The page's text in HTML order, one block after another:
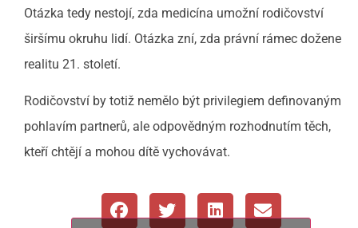
Otázka tedy nestojí, zda medicína umožní rodičovství
širšímu okruhu lidí. Otázka zní, zda právní rámec dožene
realitu 21. století.
Rodičovství by totiž nemělo být privilegiem definovaným
pohlavím partnerů, ale odpovědným rozhodnutím těch,
kteří chtějí a mohou dítě vychovávat.